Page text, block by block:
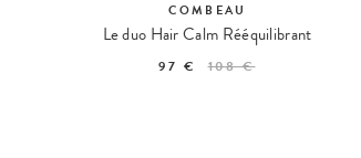
COMBEAU
Le duo Hair Calm Rééquilibrant
97 € 108 €